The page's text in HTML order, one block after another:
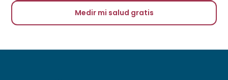
Medir mi salud gratis